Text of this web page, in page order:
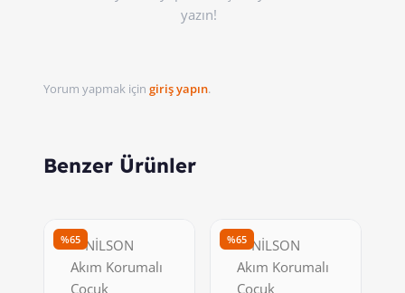
yazın!
Yorum yapmak için giriş yapın.
Benzer Ürünler
%65 %65